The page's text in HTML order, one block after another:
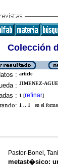
Colección
: article
: JIMENEZ-
: 1 [refinar]
1 .. 1 en el
Pastor-Bonel,
metast�sico: